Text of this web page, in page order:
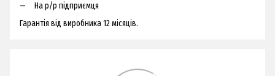
На р/р підприємця
Гарантія від виробника 12 місяців.